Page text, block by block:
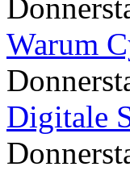
Warum
Digitale